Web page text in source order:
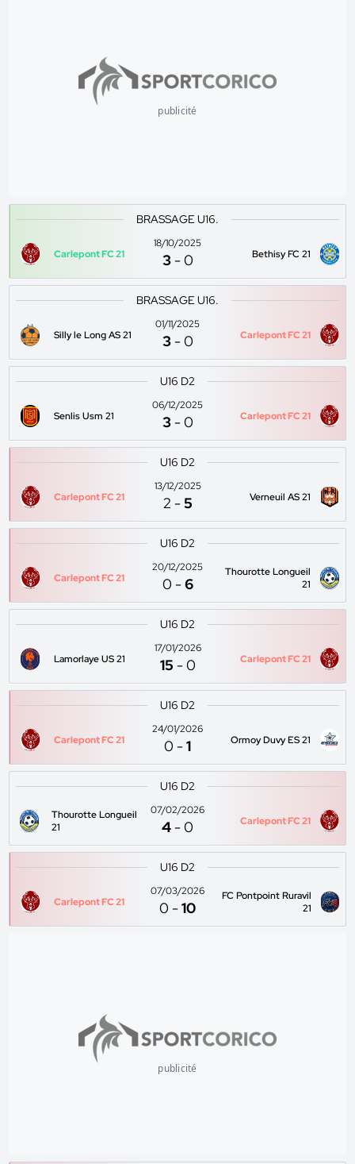
publicité
BRASSAGE U16.
Carlepont FC 21
18/10/2025
3 -0 Bethisy FC 21
BRASSAGE U16.
Silly le Long AS 21
01/11/2025
3 -0 Carlepont FC 21
U16 D2
Senlis Usm 21
06/12/2025
3 -0 Carlepont FC 21
U16 D2
Carlepont FC 21
13/12/2025
2 -5 Verneuil AS 21
U16 D2
Carlepont FC 21
20/12/2025
0 -6
Thourotte Longueil
21
U16 D2
Lamorlaye US 21
17/01/2026
15 -0 Carlepont FC 21
U16 D2
Carlepont FC 21
24/01/2026
0 -1 Ormoy Duvy ES 21
U16 D2
Thourotte Longueil
21
07/02/2026
4 -0 Carlepont FC 21
U16 D2
Carlepont FC 21
07/03/2026
0 -10
FC Pontpoint Ruravil
21
publicité